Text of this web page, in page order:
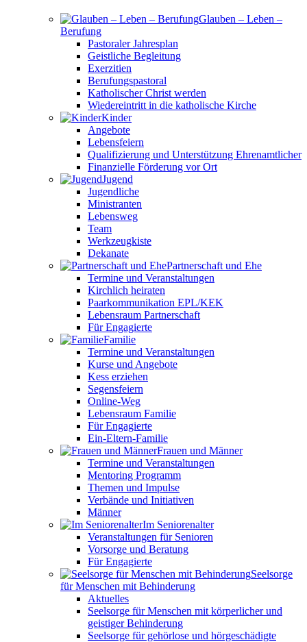
Glauben – Leben –
Berufung
Pastoraler Jahresplan
Geistliche Begleitung
Exerzitien
Berufungspastoral
Katholischer Christ werden
Wiedereintritt in die katholische Kirche
Kinder
Angebote
Lebensfeiern
Qualifizierung und Unterstützung Ehrenamtlicher
Finanzielle Förderung vor Ort
Jugend
Jugendliche
Ministranten
Lebensweg
Team
Werkzeugkiste
Dekanate
Partnerschaft und Ehe
Termine und Veranstaltungen
Kirchlich heiraten
Paarkommunikation EPL/KEK
Lebensraum Partnerschaft
Für Engagierte
Familie
Termine und Veranstaltungen
Kurse und Angebote
Kess erziehen
Segensfeiern
Online-Weg
Lebensraum Familie
Für Engagierte
Ein-Eltern-Familie
Frauen und Männer
Termine und Veranstaltungen
Mentoring Programm
Themen und Impulse
Verbände und Initiativen
Männer
Im Seniorenalter
Veranstaltungen für Senioren
Vorsorge und Beratung
Für Engagierte
Seelsorge
für Menschen mit Behinderung
Aktuelles
Seelsorge für Menschen mit körperlicher und
geistiger Behinderung
Seelsorge für gehörlose und hörgeschädigte